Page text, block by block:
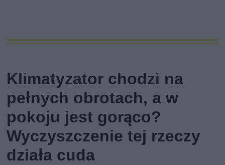
Klimatyzator chodzi na
pełnych obrotach, a w
pokoju jest gorąco?
Wyczyszczenie tej rzeczy
działa cuda